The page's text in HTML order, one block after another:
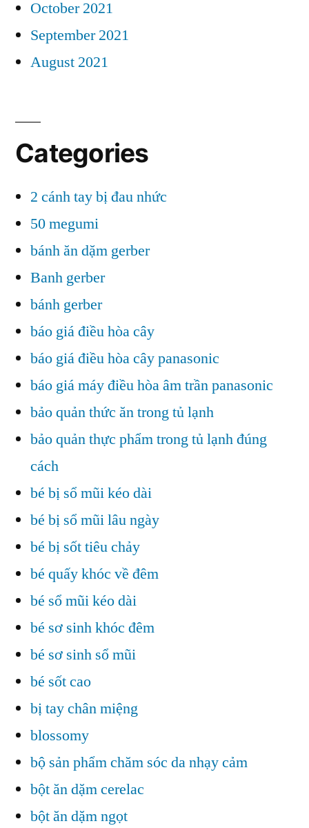
October 2021
September 2021
August 2021
Categories
2 cánh tay bị đau nhức
50 megumi
bánh ăn dặm gerber
Banh gerber
bánh gerber
báo giá điều hòa cây
báo giá điều hòa cây panasonic
báo giá máy điều hòa âm trần panasonic
bảo quản thức ăn trong tủ lạnh
bảo quản thực phẩm trong tủ lạnh đúng
cách
bé bị sổ mũi kéo dài
bé bị sổ mũi lâu ngày
bé bị sốt tiêu chảy
bé quấy khóc về đêm
bé sổ mũi kéo dài
bé sơ sinh khóc đêm
bé sơ sinh sổ mũi
bé sốt cao
bị tay chân miệng
blossomy
bộ sản phẩm chăm sóc da nhạy cảm
bột ăn dặm cerelac
bột ăn dặm ngọt